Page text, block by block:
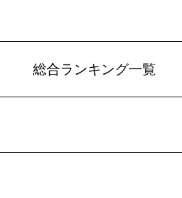
総合ランキング一覧